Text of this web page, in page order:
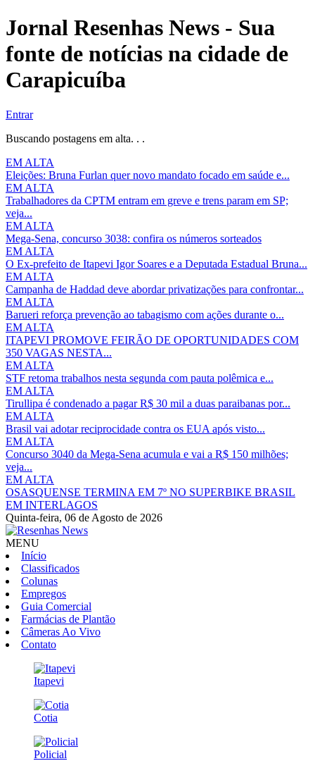
Jornal Resenhas News - Sua
fonte de notícias na cidade de
Carapicuíba
Entrar
Buscando postagens em alta. . .
EM ALTA
Eleições: Bruna Furlan quer novo mandato focado em saúde e...
EM ALTA
Trabalhadores da CPTM entram em greve e trens param em SP;
veja...
EM ALTA
Mega-Sena, concurso 3038: confira os números sorteados
EM ALTA
O Ex-prefeito de Itapevi Igor Soares e a Deputada Estadual Bruna...
EM ALTA
Campanha de Haddad deve abordar privatizações para confrontar...
EM ALTA
Barueri reforça prevenção ao tabagismo com ações durante o...
EM ALTA
ITAPEVI PROMOVE FEIRÃO DE OPORTUNIDADES COM
350 VAGAS NESTA...
EM ALTA
STF retoma trabalhos nesta segunda com pauta polêmica e...
EM ALTA
Tirullipa é condenado a pagar R$ 30 mil a duas paraibanas por...
EM ALTA
Brasil vai adotar reciprocidade contra os EUA após visto...
EM ALTA
Concurso 3040 da Mega-Sena acumula e vai a R$ 150 milhões;
veja...
EM ALTA
OSASQUENSE TERMINA EM 7º NO SUPERBIKE BRASIL
EM INTERLAGOS
Quinta-feira, 06 de Agosto de 2026
MENU
Início
Classificados
Colunas
Empregos
Guia Comercial
Farmácias de Plantão
Câmeras Ao Vivo
Contato
Itapevi
Cotia
Policial